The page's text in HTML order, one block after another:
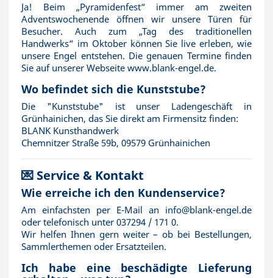
Ja! Beim „Pyramidenfest“ immer am zweiten
Adventswochenende öffnen wir unsere Türen für
Besucher. Auch zum „Tag des traditionellen
Handwerks“ im Oktober können Sie live erleben, wie
unsere Engel entstehen. Die genauen Termine finden
Sie auf unserer Webseite www.blank-engel.de.
Wo befindet sich die Kunststube?
Die "Kunststube" ist unser Ladengeschäft in
Grünhainichen, das Sie direkt am Firmensitz finden:
BLANK Kunsthandwerk
Chemnitzer Straße 59b, 09579 Grünhainichen
💌 Service & Kontakt
Wie erreiche ich den Kundenservice?
Am einfachsten per E-Mail an info@blank-engel.de
oder telefonisch unter 037294 / 171 0.
Wir helfen Ihnen gern weiter – ob bei Bestellungen,
Sammlerthemen oder Ersatzteilen.
Ich habe eine beschädigte Lieferung